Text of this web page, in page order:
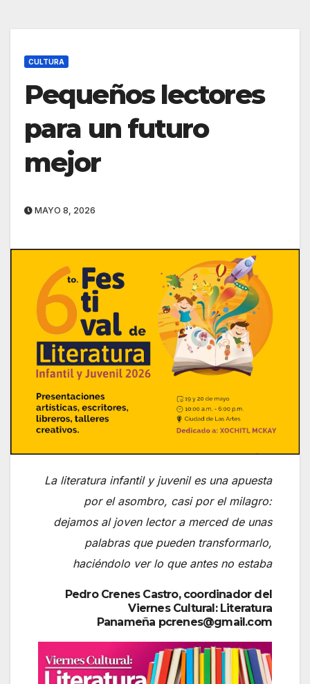
CULTURA
Pequeños lectores
para un futuro
mejor
MAYO 8, 2026
La literatura infantil y juvenil es una apuesta
por el asombro, casi por el milagro:
dejamos al joven lector a merced de unas
palabras que pueden transformarlo,
haciéndolo ver lo que antes no estaba
Pedro Crenes Castro, coordinador del
Viernes Cultural: Literatura
Panameña pcrenes@gmail.com